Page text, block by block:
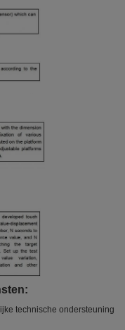
technische ondersteuning